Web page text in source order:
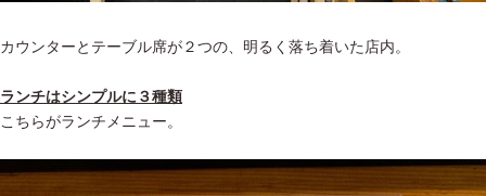
カウンターとテーブル席が２つの、明るく落ち着いた店内。
ランチはシンプルに３種類
こちらがランチメニュー。